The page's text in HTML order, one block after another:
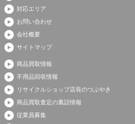
対応エリア
お問い合わせ
会社概要
サイトマップ
商品買取情報
不用品回収情報
リサイクルショップ店長のつぶやき
商品買取査定の裏話情報
従業員募集